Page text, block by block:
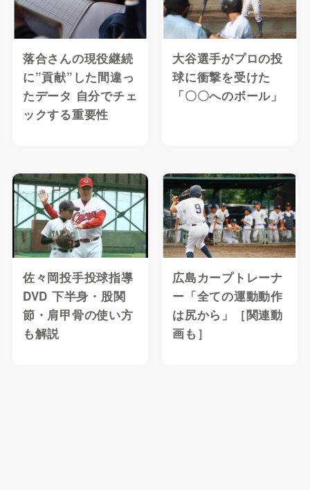
落合さんの現役継続
に”貢献”した間違っ
たデータ 自分でチェ
ックする重要性
大谷選手がプロの投
球に衝撃を受けた
「〇〇へのボール」
佐々岡投手投球指導
DVD 下半身・股関
節・肩甲骨の使い方
も解説
広島カープトレーナ
ー「全ての運動動作
は尻から」［関連動
画も］